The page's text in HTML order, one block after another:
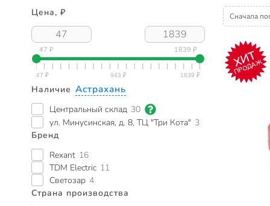
Цена, ₽
47 ₽ 1839 ₽
Наличие Астрахань
Центральный склад 30
ул. Минусинская, д. 8, ТЦ "Три Кота" 3
Бренд
Rexant 16
TDM Electric 11
Светозар 4
Страна производства
Сначала
ХИТ
ПРОДАЖ